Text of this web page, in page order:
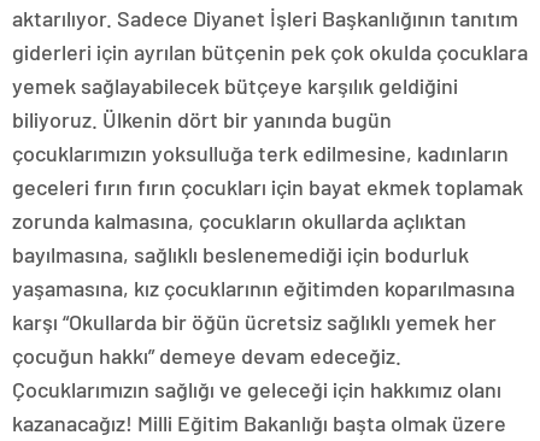
aktarılıyor. Sadece Diyanet İşleri Başkanlığının tanıtım
giderleri için ayrılan bütçenin pek çok okulda çocuklara
yemek sağlayabilecek bütçeye karşılık geldiğini
biliyoruz. Ülkenin dört bir yanında bugün
çocuklarımızın yoksulluğa terk edilmesine, kadınların
geceleri fırın fırın çocukları için bayat ekmek toplamak
zorunda kalmasına, çocukların okullarda açlıktan
bayılmasına, sağlıklı beslenemediği için bodurluk
yaşamasına, kız çocuklarının eğitimden koparılmasına
karşı “Okullarda bir öğün ücretsiz sağlıklı yemek her
çocuğun hakkı” demeye devam edeceğiz.
Çocuklarımızın sağlığı ve geleceği için hakkımız olanı
kazanacağız! Milli Eğitim Bakanlığı başta olmak üzere